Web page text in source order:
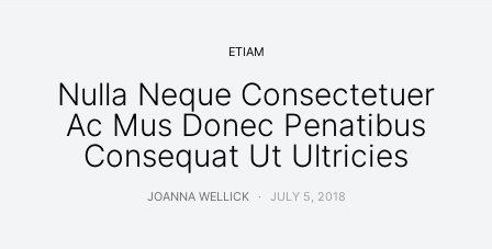
ETIAM
Nulla Neque Consectetuer
Ac Mus Donec Penatibus
Consequat Ut Ultricies
JOANNA WELLICK JULY 5, 2018